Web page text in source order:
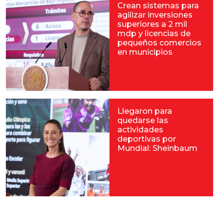
Crean sistemas para
agilizar inversiones
superiores a 2 mil
mdp y licencias de
pequeños comercios
en municipios
Llegaron para
quedarse las
actividades
deportivas por
Mundial: Sheinbaum